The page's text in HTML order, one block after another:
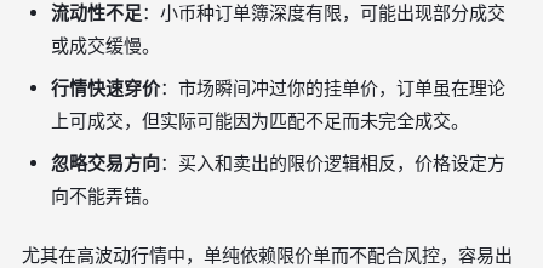
流动性不足：小币种订单簿深度有限，可能出现部分成交
或成交缓慢。
行情快速穿价：市场瞬间冲过你的挂单价，订单虽在理论
上可成交，但实际可能因为匹配不足而未完全成交。
忽略交易方向：买入和卖出的限价逻辑相反，价格设定方
向不能弄错。
尤其在高波动行情中，单纯依赖限价单而不配合风控，容易出